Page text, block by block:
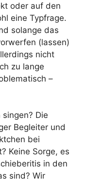
oder auf den
eine Typfrage.
solange das
(lassen)
nicht
zu lange
–
Die
Begleiter und
bei
Keine Sorge, es
in den
sind? Wir